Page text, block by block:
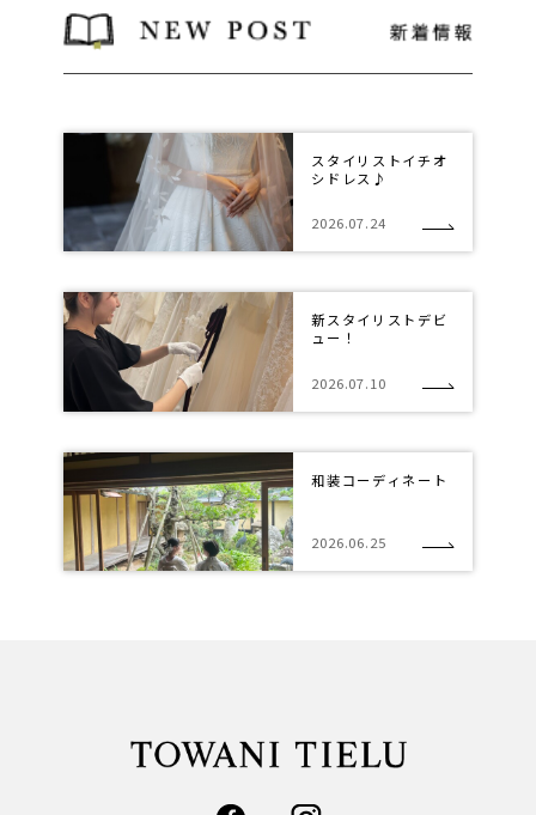
スタイリストイチオ
シドレス♪
2026.07.24
新スタイリストデビ
ュー！
2026.07.10
和装コーディネート
2026.06.25